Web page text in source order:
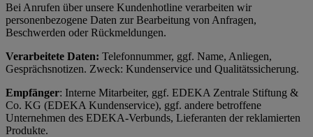
Bei Anrufen über unsere Kundenhotline verarbeiten wir
personenbezogene Daten zur Bearbeitung von Anfragen,
Beschwerden oder Rückmeldungen.
Verarbeitete Daten: Telefonnummer, ggf. Name, Anliegen,
Gesprächsnotizen. Zweck: Kundenservice und Qualitätssicherung.
Empfänger: Interne Mitarbeiter, ggf. EDEKA Zentrale Stiftung &
Co. KG (EDEKA Kundenservice), ggf. andere betroffene
Unternehmen des EDEKA-Verbunds, Lieferanten der reklamierten
Produkte.